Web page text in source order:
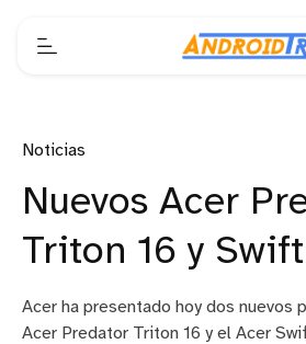
Noticias
Nuevos Acer
Triton 16 y
Acer ha presentado hoy dos nuevos
Acer Predator Triton 16 y el Acer